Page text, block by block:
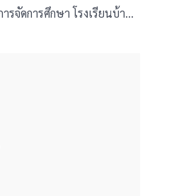
สพป.บุรีรัมย์ เขต 4 ตรวจเยี่ยมและนิเทศการจัดการศึกษา โรงเรียนบ้านหนองนกเกรียน, โรงเรียนบ้านร่อนทอง, โรงเรียนบ้านหนองน้ำขุ่น